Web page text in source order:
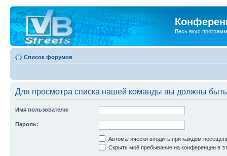
Весь вкус
Список форумов
Для просмотра списка нашей команды вы должны
Имя пользователя:
Пароль:
Автоматически входить при каждом
Скрыть моё пребывание на конференции в